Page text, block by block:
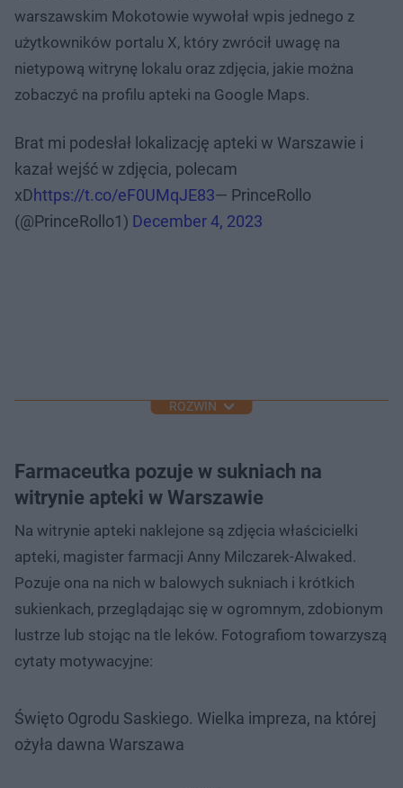
warszawskim Mokotowie wywołał wpis jednego z
użytkowników portalu X, który zwrócił uwagę na
nietypową witrynę lokalu oraz zdjęcia, jakie można
zobaczyć na profilu apteki na Google Maps.
Brat mi podesłał lokalizację apteki w Warszawie i
kazał wejść w zdjęcia, polecam
xDhttps://t.co/eF0UMqJE83— PrinceRollo
(@PrinceRollo1) December 4, 2023
ROZWIŃ
Farmaceutka pozuje w sukniach na
witrynie apteki w Warszawie
Na witrynie apteki naklejone są zdjęcia właścicielki
apteki, magister farmacji Anny Milczarek-Alwaked.
Pozuje ona na nich w balowych sukniach i krótkich
sukienkach, przeglądając się w ogromnym, zdobionym
lustrze lub stojąc na tle leków. Fotografiom towarzyszą
cytaty motywacyjne:
Święto Ogrodu Saskiego. Wielka impreza, na której
ożyła dawna Warszawa